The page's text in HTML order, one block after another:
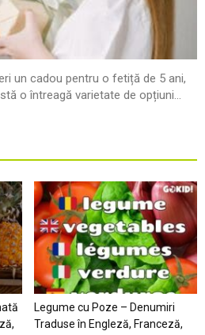
un cadou pentru o fetiță de 5 ani,
o întreagă varietate de opțiuni...
Legume cu Poze – Denumiri
Traduse în Engleză, Franceză,